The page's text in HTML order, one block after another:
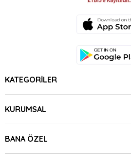
KATEGORİLER
KURUMSAL
BANA ÖZEL